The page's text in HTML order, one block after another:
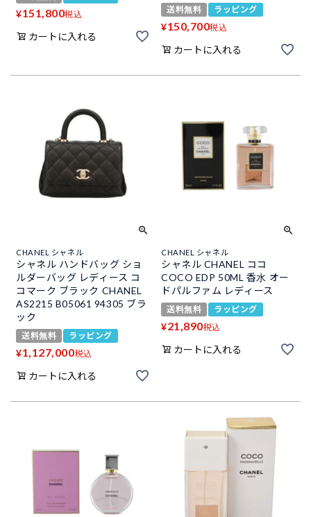
¥151,800税込
カートに入れる
送料無料 ラッピング
¥150,700税込
カートに入れる
CHANEL シャネル
シャネル ハンドバッグ ショ
ルダーバッグ レディース コ
コマーク ブラック CHANEL
AS2215 B05061 94305 ブラ
ック
送料無料 ラッピング
¥1,127,000税込
カートに入れる
CHANEL シャネル
シャネル CHANEL ココ
COCO EDP 50ML 香水 オー
ドパルファム レディース
送料無料 ラッピング
¥21,890税込
カートに入れる